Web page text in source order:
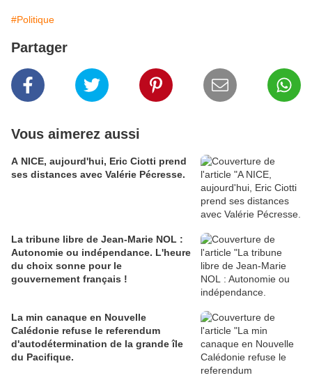
#Politique
Partager
Vous aimerez aussi
A NICE, aujourd'hui, Eric Ciotti prend
ses distances avec Valérie Pécresse.
La tribune libre de Jean-Marie NOL :
Autonomie ou indépendance. L'heure
du choix sonne pour le
gouvernement français !
La min canaque en Nouvelle
Calédonie refuse le referendum
d'autodétermination de la grande île
du Pacifique.